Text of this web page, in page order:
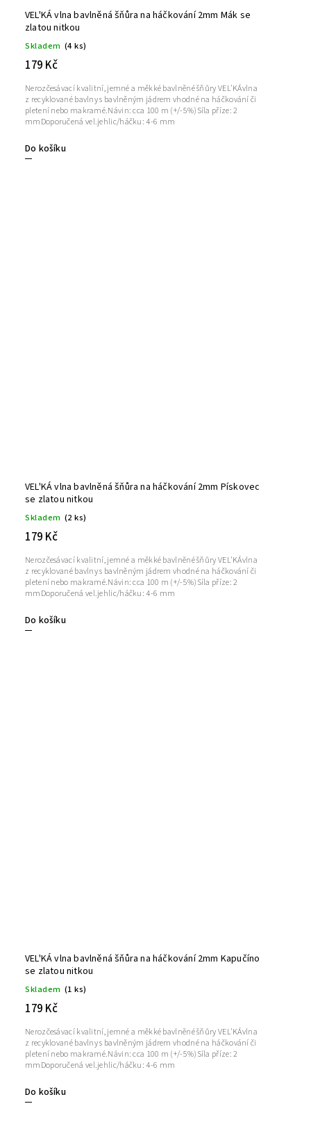
VEL'KÁ vlna bavlněná šňůra na háčkování 2mm Mák se
zlatou nitkou
Skladem (4 ks)
179 Kč
Do košíku
Nerozčesávací kvalitní, jemné a měkké bavlněné šňůry VEL'KÁvlna
z recyklované bavlny s bavlněným jádrem vhodné na háčkování či
pletení nebo makramé.Návin: cca 100 m (+/-5%)Síla příze: 2
mmDoporučená vel.jehlic/háčku: 4-6 mm
VEL'KÁ vlna bavlněná šňůra na háčkování 2mm Pískovec
se zlatou nitkou
Skladem (2 ks)
179 Kč
Do košíku
Nerozčesávací kvalitní, jemné a měkké bavlněné šňůry VEL'KÁvlna
z recyklované bavlny s bavlněným jádrem vhodné na háčkování či
pletení nebo makramé.Návin: cca 100 m (+/-5%)Síla příze: 2
mmDoporučená vel.jehlic/háčku: 4-6 mm
VEL'KÁ vlna bavlněná šňůra na háčkování 2mm Kapučíno
se zlatou nitkou
Skladem (1 ks)
179 Kč
Do košíku
Nerozčesávací kvalitní, jemné a měkké bavlněné šňůry VEL'KÁvlna
z recyklované bavlny s bavlněným jádrem vhodné na háčkování či
pletení nebo makramé.Návin: cca 100 m (+/-5%)Síla příze: 2
mmDoporučená vel.jehlic/háčku: 4-6 mm